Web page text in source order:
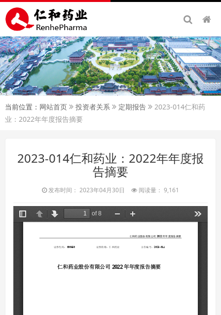
当前位置： 网站首页 投资者关系 定期报告
2023-014仁和药
业：2022年年度报告摘要
2023-014仁和药业：2022年年度报
告摘要
发布时间： 2023年04月30日 阅读量： 9,161